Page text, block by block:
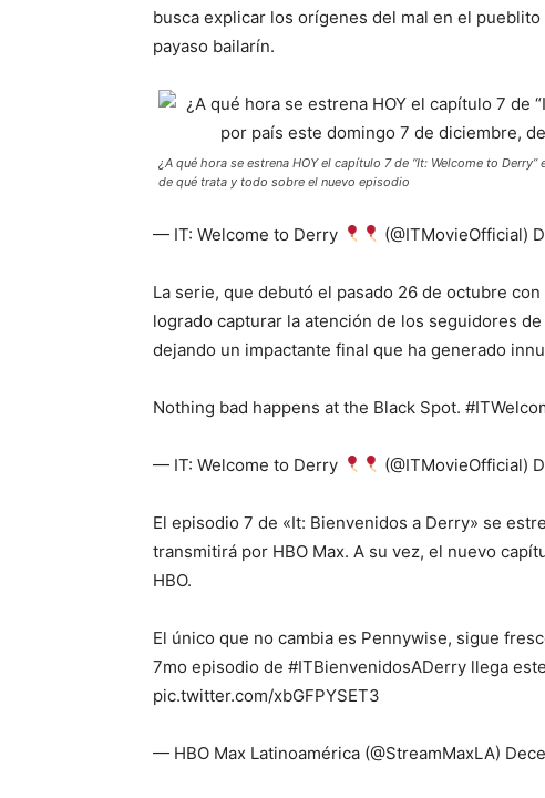
busca explicar los orígenes del mal en el
payaso bailarín.
¿A qué hora se estrena HOY el capítulo 7 de “It: Welcome to
de qué trata y todo sobre el nuevo episodio
— IT: Welcome to Derry (@ITMovieOfficial)
La serie, que debutó el pasado 26 de octubre
logrado capturar la atención de los seguidores
dejando un impactante final que ha generado
Nothing bad happens at the Black Spot.
— IT: Welcome to Derry (@ITMovieOfficial)
El episodio 7 de «It: Bienvenidos a Derry» se
transmitirá por HBO Max. A su vez, el nuevo
HBO.
El único que no cambia es Pennywise, sigue
7mo episodio de #ITBienvenidosADerry llega
pic.twitter.com/xbGFPYSET3
— HBO Max Latinoamérica (@StreamMaxLA)